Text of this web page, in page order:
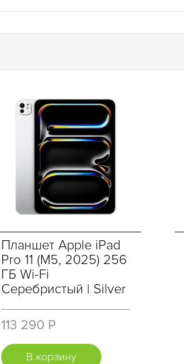
Планшет Apple iPad
Pro 11 (M5, 2025) 256
ГБ Wi-Fi
Серебристый | Silver
113 290 Р
В корзину